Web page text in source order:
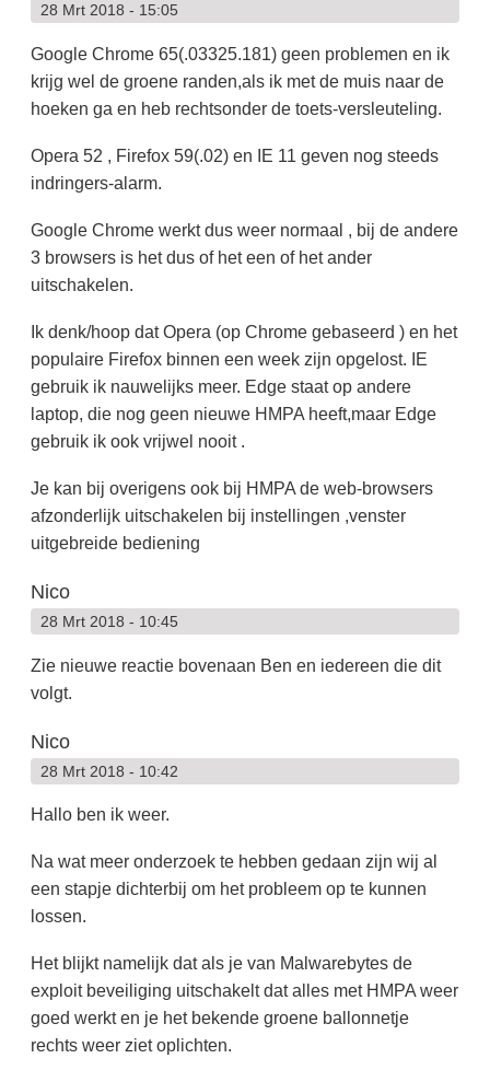
28 Mrt 2018 - 15:05
Google Chrome 65(.03325.181) geen problemen en ik
krijg wel de groene randen,als ik met de muis naar de
hoeken ga en heb rechtsonder de toets-versleuteling.
Opera 52 , Firefox 59(.02) en IE 11 geven nog steeds
indringers-alarm.
Google Chrome werkt dus weer normaal , bij de andere
3 browsers is het dus of het een of het ander
uitschakelen.
Ik denk/hoop dat Opera (op Chrome gebaseerd ) en het
populaire Firefox binnen een week zijn opgelost. IE
gebruik ik nauwelijks meer. Edge staat op andere
laptop, die nog geen nieuwe HMPA heeft,maar Edge
gebruik ik ook vrijwel nooit .
Je kan bij overigens ook bij HMPA de web-browsers
afzonderlijk uitschakelen bij instellingen ,venster
uitgebreide bediening
Nico
28 Mrt 2018 - 10:45
Zie nieuwe reactie bovenaan Ben en iedereen die dit
volgt.
Nico
28 Mrt 2018 - 10:42
Hallo ben ik weer.
Na wat meer onderzoek te hebben gedaan zijn wij al
een stapje dichterbij om het probleem op te kunnen
lossen.
Het blijkt namelijk dat als je van Malwarebytes de
exploit beveiliging uitschakelt dat alles met HMPA weer
goed werkt en je het bekende groene ballonnetje
rechts weer ziet oplichten.